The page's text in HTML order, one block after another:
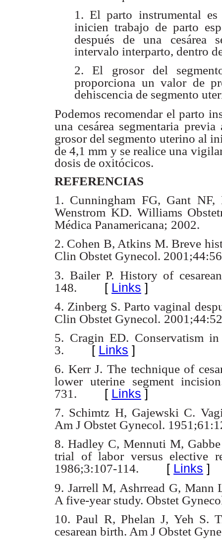
1. El parto instrumental es
inicien trabajo de parto
después de una
cesárea
intervalo interparto, dentro
2. El grosor del
proporciona un valor de
dehiscencia de segmento
Podemos recomendar el parto
una cesárea segmentaria previa
grosor del segmento uterino al
de 4,1 mm y se realice una
dosis de oxitócicos.
REFERENCIAS
1. Cunningham FG, Gant
Wenstrom KD. Williams
Médica Panamericana; 2002.
2. Cohen B, Atkins M. Breve
Clin Obstet Gynecol.
3. Bailer P. History of
148. [ Links ]
4. Zinberg S. Parto vaginal
Clin Obstet Gynecol.
5. Cragin ED. Conservatism
3. [ Links ]
6. Kerr J. The technique of
lower uterine segment
731. [ Links ]
7. Schimtz H, Gajewski C.
Am J Obstet Gynecol.
8. Hadley C, Mennuti M,
trial of labor versus elective
1986;3:107-114. [ Links ]
9. Jarrell M, Ashrread G, Mann
A five-year study. Obstet
10. Paul R, Phelan J, Yeh S.
cesarean birth. Am J Obstet